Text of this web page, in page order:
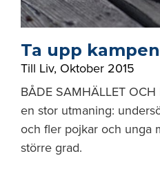
Ta upp
Till Liv, Oktober 2015
BÅDE SAMHÄLLET
en stor utmaning:
och fler pojkar och unga
större grad.